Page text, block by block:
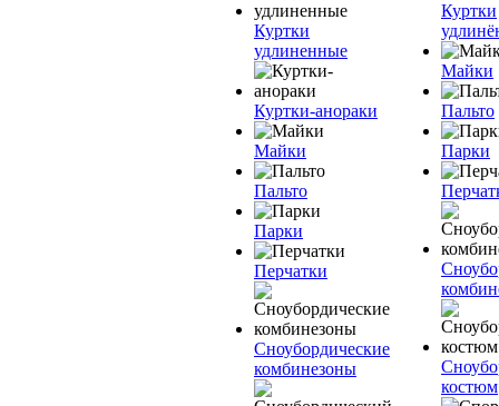
Куртки
удлиненные
Куртки-анораки
Майки
Пальто
Парки
Перчатки
Сноубордические
комбинезоны
Куртки
Майки
Пальто
Парки
костюм